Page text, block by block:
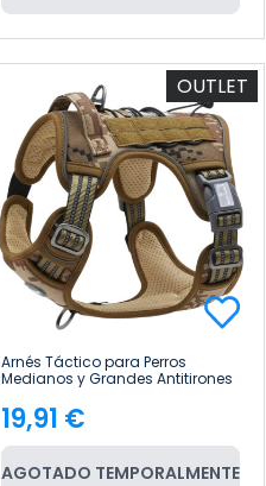
OUTLET
Arnés Táctico para Perros
Medianos y Grandes Antitirones
XL Glückpet
Precio
19,91 €
AGOTADO TEMPORALMENTE